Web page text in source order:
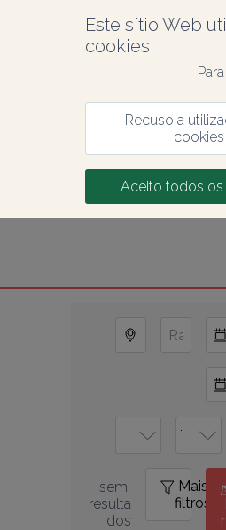
Este sítio Web
cookies
Recuso a
cookies
Aceito todos os
sem
resulta
dos
Mais
filtros